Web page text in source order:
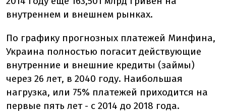
внутреннем и внешнем рынках.
По графику прогнозных платежей Минфина,
Украина полностью погасит действующие
внутренние и внешние кредиты (займы)
через 26 лет, в 2040 году. Наибольшая
нагрузка, или 75% платежей приходится на
первые пять лет - с 2014 до 2018 года.